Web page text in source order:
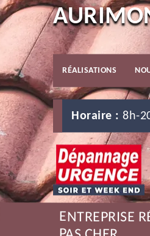
RÉALISATIONS
Horaire : 8h-
ENTREPRISE